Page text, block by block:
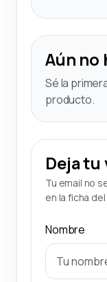
Aún no
Sé la
producto.
Deja tu
Tu email no
en la ficha
Nombre